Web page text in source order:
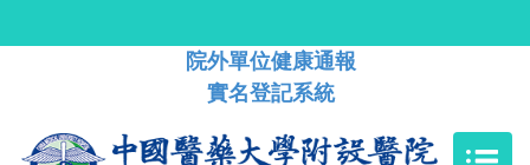
院外單位健康通報
實名登記系統